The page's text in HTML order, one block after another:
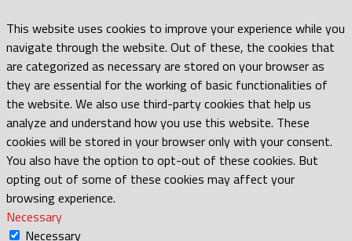
This website uses cookies to improve your experience while you
navigate through the website. Out of these, the cookies that
are categorized as necessary are stored on your browser as
they are essential for the working of basic functionalities of
the website. We also use third-party cookies that help us
analyze and understand how you use this website. These
cookies will be stored in your browser only with your consent.
You also have the option to opt-out of these cookies. But
opting out of some of these cookies may affect your
browsing experience.
Necessary
Necessary